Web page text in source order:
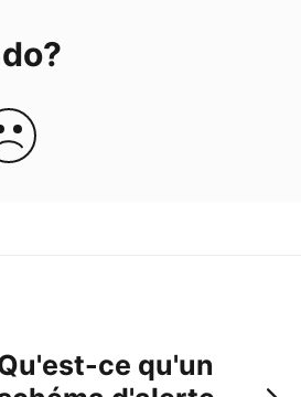
ce qu'un